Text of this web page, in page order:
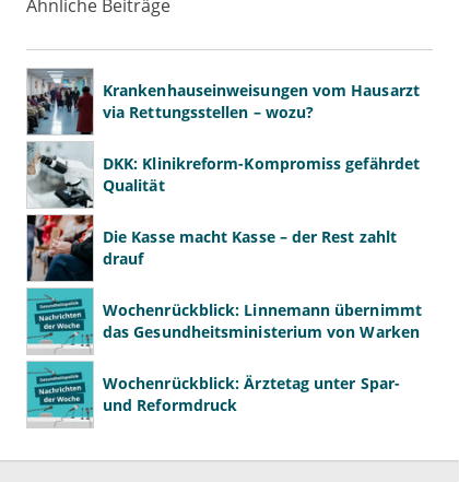
Ähnliche Beiträge
Krankenhauseinweisungen vom Hausarzt
via Rettungsstellen – wozu?
DKK: Klinikreform-Kompromiss gefährdet
Qualität
Die Kasse macht Kasse – der Rest zahlt
drauf
Wochenrückblick: Linnemann übernimmt
das Gesundheitsministerium von Warken
Wochenrückblick: Ärztetag unter Spar-
und Reformdruck